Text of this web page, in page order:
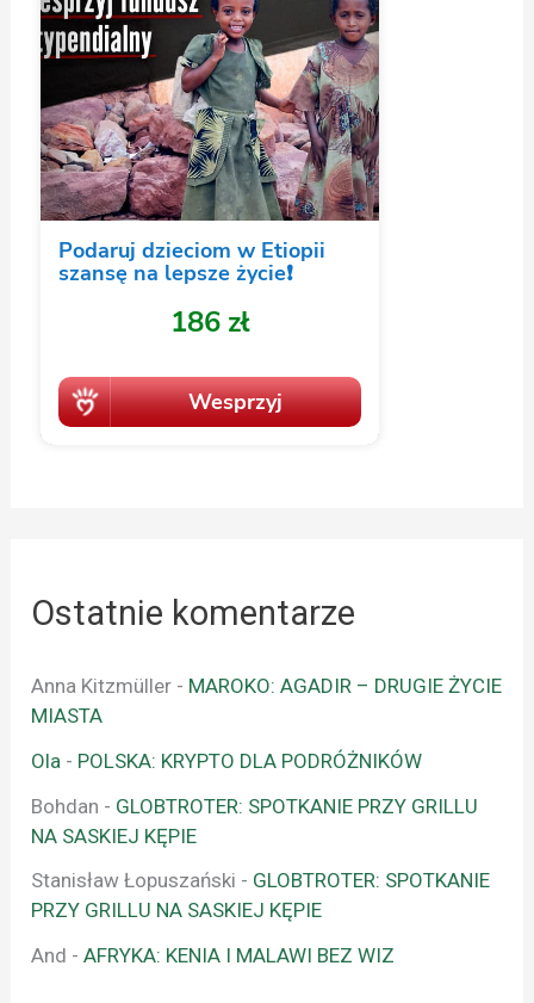
Ostatnie komentarze
Anna Kitzmüller - MAROKO: AGADIR – DRUGIE ŻYCIE
MIASTA
Ola - POLSKA: KRYPTO DLA PODRÓŻNIKÓW
Bohdan - GLOBTROTER: SPOTKANIE PRZY GRILLU
NA SASKIEJ KĘPIE
Stanisław Łopuszański - GLOBTROTER: SPOTKANIE
PRZY GRILLU NA SASKIEJ KĘPIE
And -AFRYKA: KENIA I MALAWI BEZ WIZ